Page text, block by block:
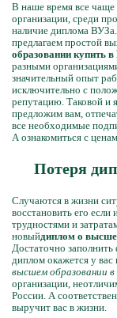
В наше время все чаще
организации, среди
наличие диплома
предлагаем простой
образовании купить в
разными
значительный опыт
исключительно с
репутацию. Таковой и
предложим вам,
все необходимые
А ознакомиться с
Потеря
Случаются в жизни
восстановить его
трудностями и
новыйдиплом о
Достаточно заполнить
диплом окажется у
высшем образовании в
организации,
России. А
выручит вас в жизни.